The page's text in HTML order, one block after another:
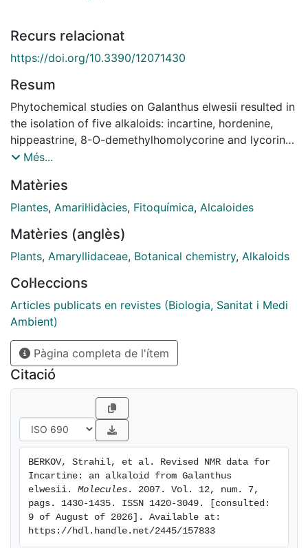
Recurs relacionat
https://doi.org/10.3390/12071430
Resum
Phytochemical studies on Galanthus elwesii resulted in
the isolation of five alkaloids: incartine, hordenine,
hippeastrine, 8-O-demethylhomolycorine and lycorine.
The NMR data given previously for incartine were
1H-13C chemical shift correlation experiments. In vitro
studies on the bioactivity of incartine were carried out.
Més...
Matèries
Plantes, Amaril·lidàcies, Fitoquímica, Alcaloides
Matèries (anglès)
Plants, Amaryllidaceae, Botanical chemistry, Alkaloids
Col·leccions
Articles publicats en revistes (Biologia, Sanitat i Medi
Ambient)
Pàgina completa de l'ítem
Citació
BERKOV, Strahil, et al. Revised NMR data for
Incartine: an alkaloid from Galanthus
elwesii. Molecules . 2007. Vol. 12, num. 7,
pags. 1430-1435. ISSN 1420-3049. [consulted:
9 of August of 2026]. Available at:
https://hdl.handle.net/2445/157833